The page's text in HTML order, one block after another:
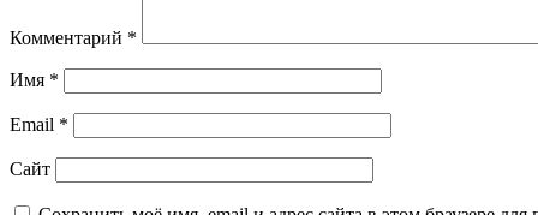
Комментарий *
Имя *
Email *
Сайт